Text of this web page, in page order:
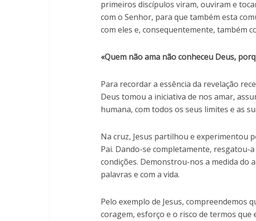
primeiros discípulos viram, ouviram e
com o Senhor, para que também esta
com eles e, consequentemente, também
«Quem não ama não conheceu Deus,
Para recordar a essência da revelação
Deus tomou a iniciativa de nos amar,
humana, com todos os seus limites e as
Na cruz, Jesus partilhou e experimentou
Pai. Dando-se completamente, resgatou-
condições. Demonstrou-nos a medida do
palavras e com a vida.
Pelo exemplo de Jesus, compreendemos
coragem, esforço e o risco de termos